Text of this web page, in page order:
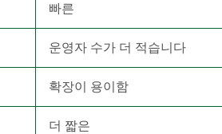
빠른
운영자 수가 더 적습니다
확장이 용이함
더 짧은